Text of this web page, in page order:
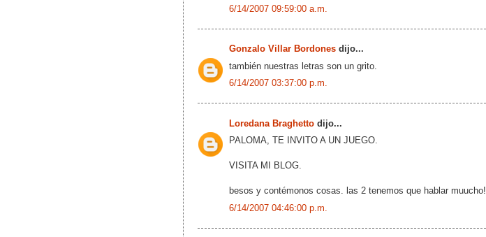
6/14/2007 09:59:00 a.m.
Gonzalo Villar Bordones dijo...
también nuestras letras son un grito.
6/14/2007 03:37:00 p.m.
Loredana Braghetto dijo...
PALOMA, TE INVITO A UN JUEGO.
VISITA MI BLOG.
besos y contémonos cosas. las 2 tenemos que hablar muucho!
6/14/2007 04:46:00 p.m.